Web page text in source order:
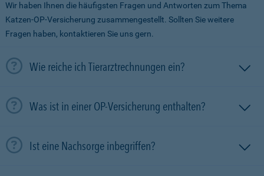
Wir haben Ihnen die häufigsten Fragen und Antworten zum Thema
Katzen-OP-Versicherung zusammengestellt. Sollten Sie weitere
Fragen haben, kontaktieren Sie uns gern.
Wie reiche ich Tierarztrechnungen ein?
Was ist in einer OP-Versicherung enthalten?
Ist eine Nachsorge inbegriffen?